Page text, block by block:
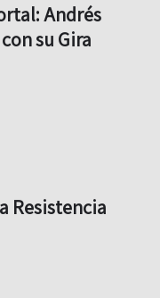
Andrés
su Gira
Resistencia